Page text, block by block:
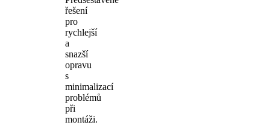
řešení
pro
rychlejší
a
snazší
opravu
s
minimalizací
problémů
při
montáži.